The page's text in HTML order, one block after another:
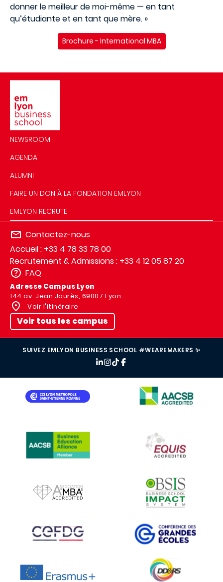
donner le meilleur de moi-même — en tant
qu’étudiante et en tant que mère. »
Brochure - International MBA
NEWSROOM
AGENDA
ALUMNI
FAIRE UN DON À LA FONDATION EMLYON
EMLYON RECRUTE
Contactez-nous
Accueil : +33 4 78 33 78 00
Recrutement & Admissions : +33 4 12 05 87 20
FAQ
Adresse Campus Lyon
144 av. Jean Jaurès, 69007 Lyon
Voir l'itinéraire
Voir tous les campus
SUIVEZ EMLYON BUSINESS SCHOOL #WEAREMAKERS ✨
IMAGE
IMAGE
IMAGE
IMAGE
IMAGE IMAGE